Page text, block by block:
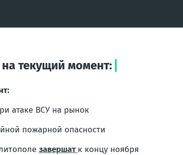
текущий момент:
атаке ВСУ на рынок
пожарной опасности
завершат к концу ноября